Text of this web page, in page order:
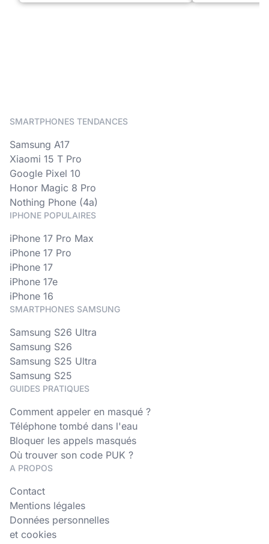
SMARTPHONES TENDANCES
Samsung A17
Xiaomi 15 T Pro
Google Pixel 10
Honor Magic 8 Pro
Nothing Phone (4a)
IPHONE POPULAIRES
iPhone 17 Pro Max
iPhone 17 Pro
iPhone 17
iPhone 17e
iPhone 16
SMARTPHONES SAMSUNG
Samsung S26 Ultra
Samsung S26
Samsung S25 Ultra
Samsung S25
GUIDES PRATIQUES
Comment appeler en masqué ?
Téléphone tombé dans l'eau
Bloquer les appels masqués
Où trouver son code PUK ?
A PROPOS
Contact
Mentions légales
Données personnelles
et cookies